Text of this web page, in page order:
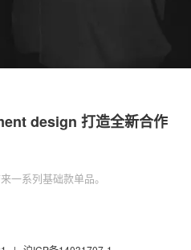
design 打造全新合作
一系列基础款单品。